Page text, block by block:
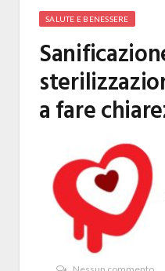
SALUTE E BENESSERE
a fare